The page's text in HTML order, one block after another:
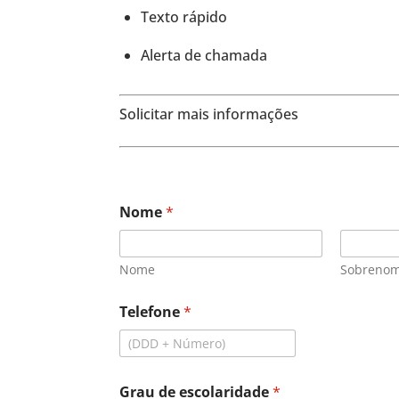
Texto rápido
Alerta de chamada
Solicitar mais informações
Nome*
Nome
e
l
o
Telefone*
Grau de escolaridade*